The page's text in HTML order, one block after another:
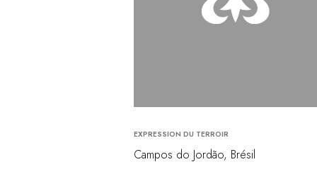
EXPRESSION DU TERROIR
Campos do Jordão, Brésil